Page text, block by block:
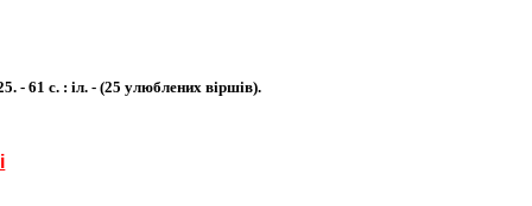
- 61 с. : іл. - (25 улюблених віршів).